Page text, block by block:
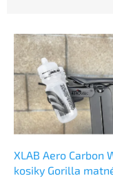
n
p
V
p
p
XLAB Aero Carbon
kosiky Gorilla